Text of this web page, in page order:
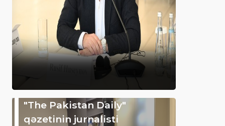
"The Pakistan Daily"
qəzetinin jurnalisti